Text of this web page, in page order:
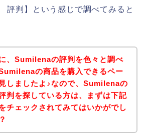
判】という感じで調べてみると
、Sumilenaの評判を色々と調べ
の商品を購入できるペー
しましたよ♪なので、Sumilenaの
判を探している方は、まずは下記
チェックされてみてはいかがでし